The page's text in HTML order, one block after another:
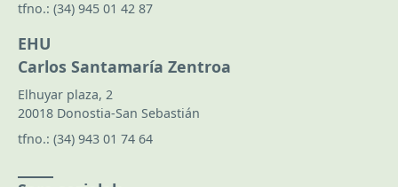
tfno.: (34) 945 01 42 87
EHU
Carlos Santamaría Zentroa
Elhuyar plaza, 2
20018 Donostia-San Sebastián
tfno.: (34) 943 01 74 64